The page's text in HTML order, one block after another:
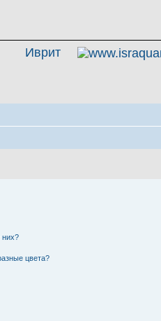
Иврит
них?
цвета?